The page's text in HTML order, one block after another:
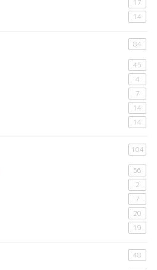
17
14
84
45
4
7
14
14
104
56
2
7
20
19
48